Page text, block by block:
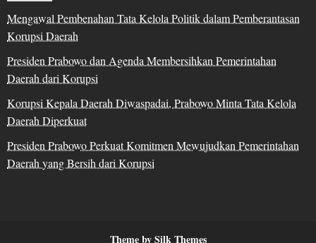
Mengawal Pembenahan Tata Kelola Politik dalam Pemberantasan
Korupsi Daerah
Presiden Prabowo dan Agenda Membersihkan Pemerintahan
Daerah dari Korupsi
Korupsi Kepala Daerah Diwaspadai, Prabowo Minta Tata Kelola
Daerah Diperkuat
Presiden Prabowo Perkuat Komitmen Mewujudkan Pemerintahan
Daerah yang Bersih dari Korupsi
Theme by Silk Themes